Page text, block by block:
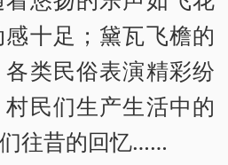
十足；黛瓦飞檐的
类民俗表演精彩纷
民们生产生活中的
往昔的回忆……